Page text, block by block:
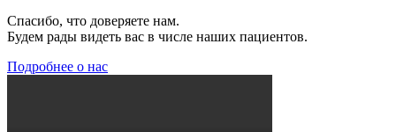
Спасибо, что доверяете нам.
Будем рады видеть вас в числе наших пациентов.
Подробнее о нас